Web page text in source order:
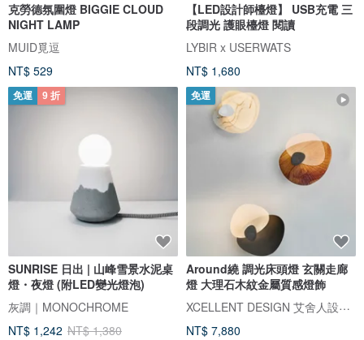
克勞德氛圍燈 BIGGIE CLOUD
NIGHT LAMP
MUID覓逗
NT$ 529
【LED設計師檯燈】 USB充電 三
段調光 護眼檯燈 閱讀
LYBIR x USERWATS
NT$ 1,680
免運 9 折
SUNRISE 日出 | 山峰雪景水泥桌
燈・夜燈 (附LED變光燈泡)
灰調｜MONOCHROME
NT$ 1,242 NT$ 1,380
免運
Around繞 調光床頭燈 玄關走廊
燈 大理石木紋金屬質感燈飾
XCELLENT DESIGN 艾舍人設計燈飾
NT$ 7,880